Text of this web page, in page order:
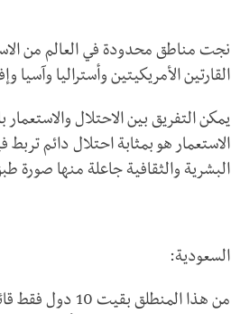
القارتين الأمريكيتين وأستراليا
يمكن التفريق بين الاحتلال
الاستعمار هو بمثابة احتلال دائم
البشرية والثقافية جاعلة منها صورة
السعودية:
من هذا